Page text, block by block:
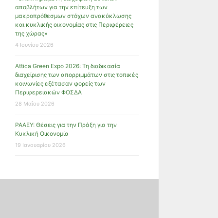
αποβλήτων για την επίτευξη των
μακροπρόθεσμων στόχων ανακύκλωσης
και κυκλικής οικονομίας στις Περιφέρειες
της χώρας»
4 Ιουνίου 2026
Attica Green Expo 2026: Τη διαδικασία
διαχείρισης των απορριμμάτων στις τοπικές
κοινωνίες εξέτασαν φορείς των
Περιφερειακών ΦΟΣΔΑ
28 Μαΐου 2026
ΡΑΑΕΥ: Θέσεις για την Πράξη για την
Κυκλική Οικονομία
19 Ιανουαρίου 2026